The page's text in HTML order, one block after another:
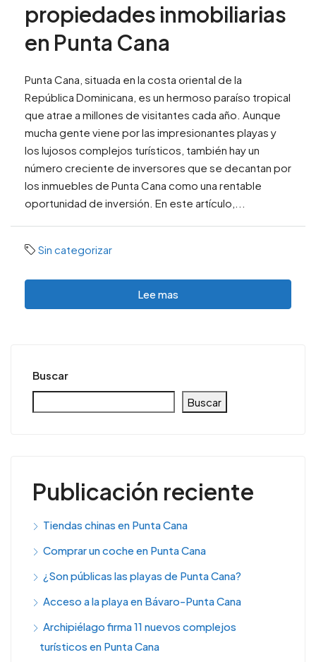
propiedades inmobiliarias
en Punta Cana
Punta Cana, situada en la costa oriental de la
República Dominicana, es un hermoso paraíso tropical
que atrae a millones de visitantes cada año. Aunque
mucha gente viene por las impresionantes playas y
los lujosos complejos turísticos, también hay un
número creciente de inversores que se decantan por
los inmuebles de Punta Cana como una rentable
oportunidad de inversión. En este artículo,...
Sin categorizar
Lee mas
Buscar
Buscar
Publicación reciente
Tiendas chinas en Punta Cana
Comprar un coche en Punta Cana
¿Son públicas las playas de Punta Cana?
Acceso a la playa en Bávaro-Punta Cana
Archipiélago firma 11 nuevos complejos
turísticos en Punta Cana